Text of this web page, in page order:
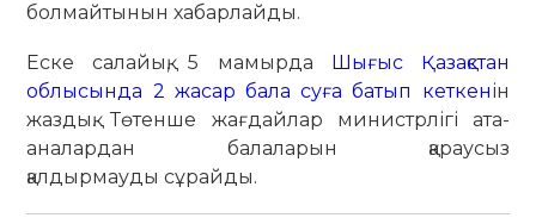
болмайтынын хабарлайды.
Еске салайық, 5 мамырда Шығыс Қазақстан
облысында 2 жасар бала суға батып кеткенін
жаздық. Төтенше жағдайлар министрлігі ата-
аналардан балаларын қараусыз
қалдырмауды сұрайды.